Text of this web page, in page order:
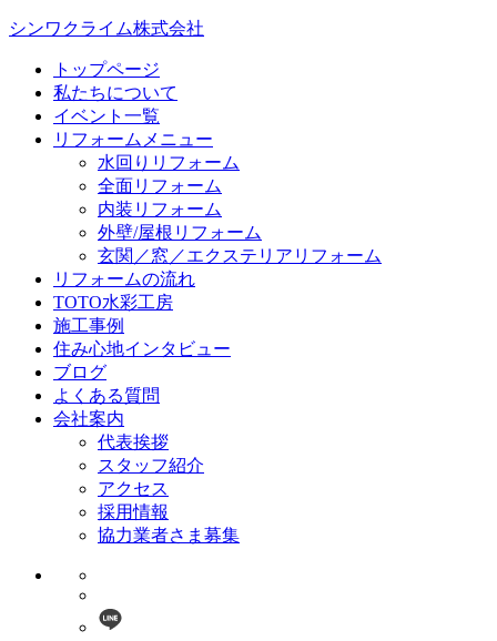
シンワクライム株式会社
トップページ
私たちについて
イベント一覧
リフォームメニュー
水回りリフォーム
全面リフォーム
内装リフォーム
外壁/屋根リフォーム
玄関／窓／エクステリアリフォーム
リフォームの流れ
TOTO水彩工房
施工事例
住み心地インタビュー
ブログ
よくある質問
会社案内
代表挨拶
スタッフ紹介
アクセス
採用情報
協力業者さま募集